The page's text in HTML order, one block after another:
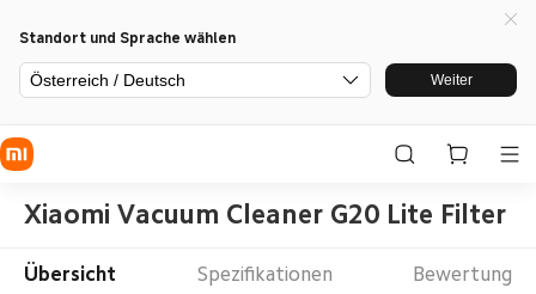
Standort und Sprache wählen
Österreich / Deutsch Weiter
Xiaomi Vacuum Cleaner G20 Lite Filter
Übersicht Spezifikationen Bewertung